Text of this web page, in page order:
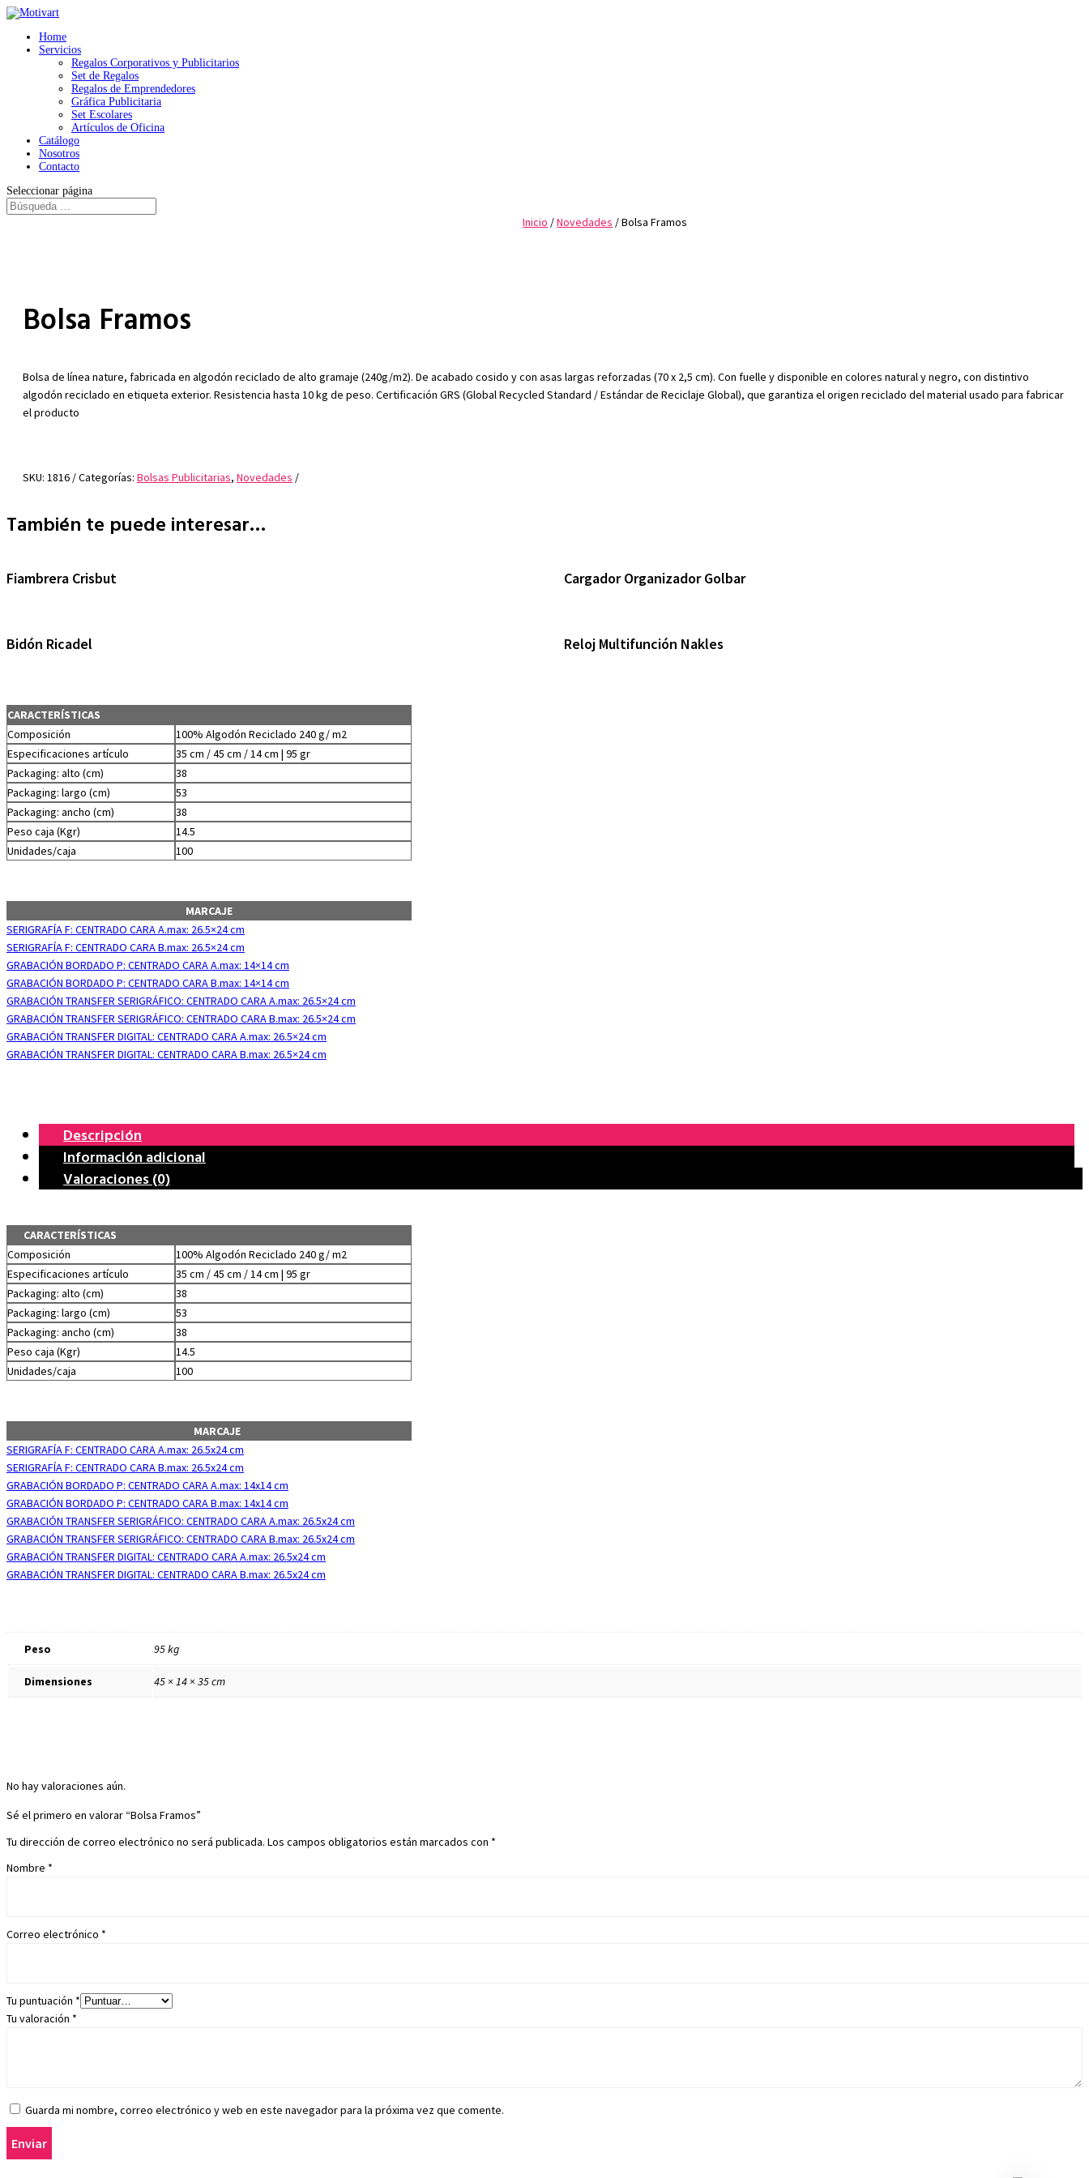
Home
Servicios
Regalos Corporativos y Publicitarios
Set de Regalos
Regalos de Emprendedores
Gráfica Publicitaria
Set Escolares
Artículos de Oficina
Catálogo
Nosotros
Contacto
Seleccionar página
Inicio /Novedades / Bolsa Framos
Bolsa Framos
Bolsa de línea nature, fabricada en algodón reciclado de alto gramaje (240g/m2). De acabado cosido y con asas largas reforzadas (70 x 2,5 cm). Con fuelle y disponible en colores natural y negro, con distintivo
algodón reciclado en etiqueta exterior. Resistencia hasta 10 kg de peso. Certificación GRS (Global Recycled Standard / Estándar de Reciclaje Global), que garantiza el origen reciclado del material usado para fabricar
el producto
SKU: 1816 Categorías: Bolsas Publicitarias, Novedades
También te puede interesar…
Fiambrera Crisbut Cargador Organizador Golbar
Bidón Ricadel Reloj Multifunción Nakles
CARACTERÍSTICAS
Composición
100% Algodón Reciclado 240 g/ m2
Especificaciones artículo
35 cm / 45 cm / 14 cm | 95 gr
Packaging: alto (cm)
38
Packaging: largo (cm)
53
Packaging: ancho (cm)
38
Peso caja (Kgr)
14.5
Unidades/caja
100
MARCAJE
SERIGRAFÍA F: CENTRADO CARA A.max: 26.5×24 cm
SERIGRAFÍA F: CENTRADO CARA B.max: 26.5×24 cm
GRABACIÓN BORDADO P: CENTRADO CARA A.max: 14×14 cm
GRABACIÓN BORDADO P: CENTRADO CARA B.max: 14×14 cm
GRABACIÓN TRANSFER SERIGRÁFICO: CENTRADO CARA A.max: 26.5×24 cm
GRABACIÓN TRANSFER SERIGRÁFICO: CENTRADO CARA B.max: 26.5×24 cm
GRABACIÓN TRANSFER DIGITAL: CENTRADO CARA A.max: 26.5×24 cm
GRABACIÓN TRANSFER DIGITAL: CENTRADO CARA B.max: 26.5×24 cm
Descripción
Información adicional
Valoraciones (0)
CARACTERÍSTICAS
Composición
100% Algodón Reciclado 240 g/ m2
Especificaciones artículo
35 cm / 45 cm / 14 cm | 95 gr
Packaging: alto (cm)
38
Packaging: largo (cm)
53
Packaging: ancho (cm)
38
Peso caja (Kgr)
14.5
Unidades/caja
100
MARCAJE
SERIGRAFÍA F: CENTRADO CARA A.max: 26.5x24 cm
SERIGRAFÍA F: CENTRADO CARA B.max: 26.5x24 cm
GRABACIÓN BORDADO P: CENTRADO CARA A.max: 14x14 cm
GRABACIÓN BORDADO P: CENTRADO CARA B.max: 14x14 cm
GRABACIÓN TRANSFER SERIGRÁFICO: CENTRADO CARA A.max: 26.5x24 cm
GRABACIÓN TRANSFER SERIGRÁFICO: CENTRADO CARA B.max: 26.5x24 cm
GRABACIÓN TRANSFER DIGITAL: CENTRADO CARA A.max: 26.5x24 cm
GRABACIÓN TRANSFER DIGITAL: CENTRADO CARA B.max: 26.5x24 cm
Peso 95 kg
Dimensiones 45 × 14 × 35 cm
No hay valoraciones aún.
Sé el primero en valorar “Bolsa Framos”
Tu dirección de correo electrónico no será publicada. Los campos obligatorios están marcados con *
Tu puntuación *
Tu valoración *
Nombre *
Correo electrónico *
Guarda mi nombre, correo electrónico y web en este navegador para la próxima vez que comente.